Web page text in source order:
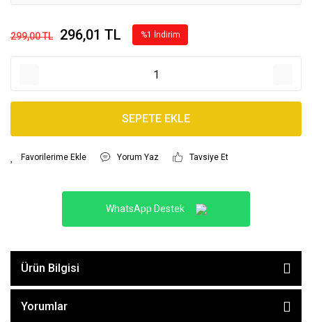
299,00 TL 296,01 TL %1 İndirim
SEPETE EKLE
Yorum Yaz Tavsiye Et
WhatsApp Destek
Ürün Bilgisi
Yorumlar